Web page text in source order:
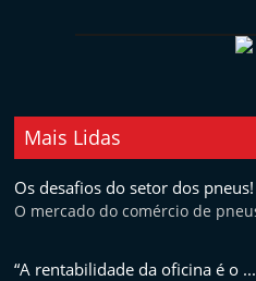
Mais Lidas
Os desafios do setor dos pneus!
O mercado do comércio de
“A rentabilidade da oficina é o ...